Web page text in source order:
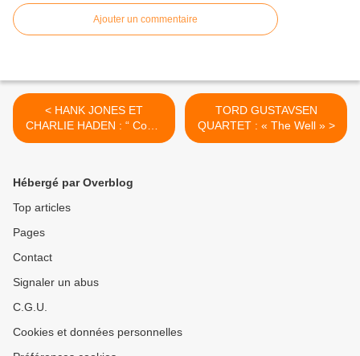
Ajouter un commentaire
< HANK JONES ET
CHARLIE HADEN : “ Come
Sunday”
TORD GUSTAVSEN
QUARTET : « The Well » >
Hébergé par Overblog
Top articles
Pages
Contact
Signaler un abus
C.G.U.
Cookies et données personnelles